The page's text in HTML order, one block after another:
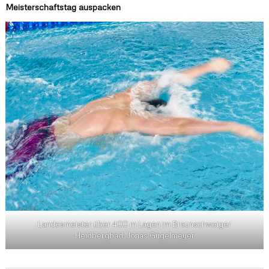
Meisterschaftstag auspacken
Landesmeister über 400 m Lagen im Braunschweiger
Heidbergbad: Jonas Gügelmeyer